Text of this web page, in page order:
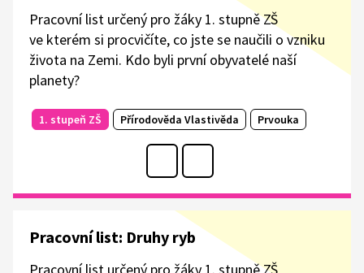
Pracovní list určený pro žáky 1. stupně ZŠ
ve kterém si procvičíte, co jste se naučili o vzniku
života na Zemi. Kdo byli první obyvatelé naší
planety?
1. stupeň ZŠ Přírodověda Vlastivěda Prvouka
Pracovní list: Druhy ryb